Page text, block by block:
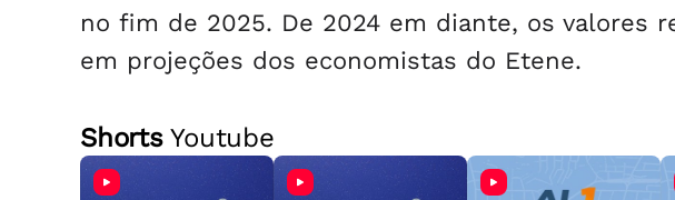
no fim de 2025. De 2024 em diante, os valores
em projeções dos economistas do Etene.
ShortsYoutube